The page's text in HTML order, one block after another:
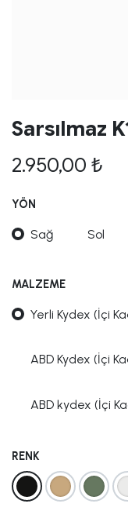
Sarsılmaz
2.950,00 ₺
YÖN
Sağ Sol
MALZEME
Yerli Kydex (İçi
ABD Kydex (İçi
ABD kydex (İçi
RENK